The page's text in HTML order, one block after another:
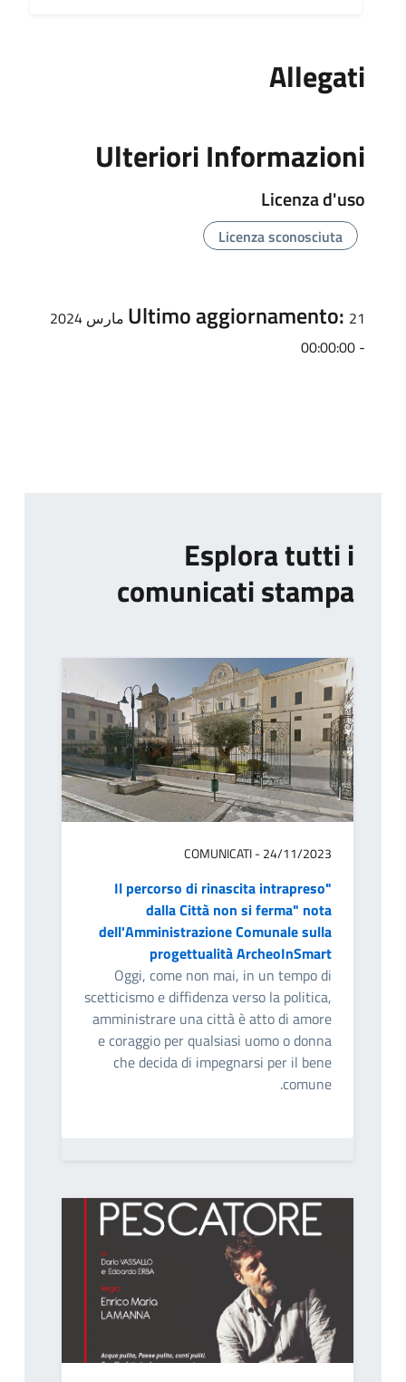
Allegati
Ulteriori Informazioni
Licenza d'uso
Licenza sconosciuta
Ultimo aggiornamento:
21 مارس 2024
- 00:00:00
Esplora tutti i
comunicati stampa
COMUNICATI - 24/11/2023
"Il percorso di rinascita intrapreso
dalla Città non si ferma" nota
dell'Amministrazione Comunale sulla
progettualità ArcheoInSmart
Oggi, come non mai, in un tempo di
scetticismo e diffidenza verso la politica,
amministrare una città è atto di amore
e coraggio per qualsiasi uomo o donna
che decida di impegnarsi per il bene
comune.